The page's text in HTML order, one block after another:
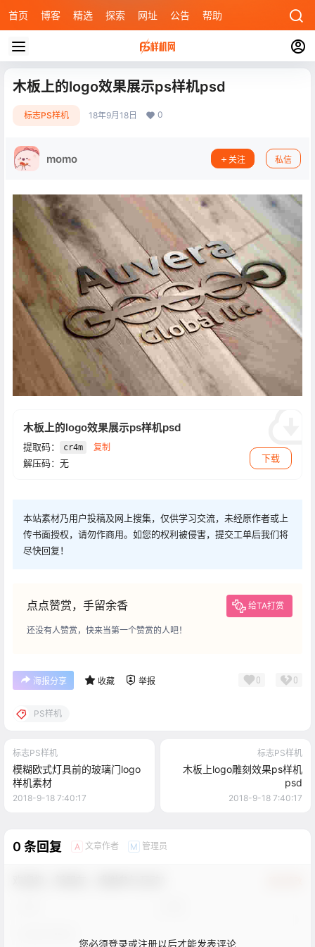
首页 博客 精选 探索 网址 公告 帮助
木板上的logo效果展示ps样机psd
标志PS样机 18年9月18日 0
momo 关注 私信
木板上的logo效果展示ps样机psd
提取码： cr4m 复制
解压码：无 下载
本站素材乃用户投稿及网上搜集，仅供学习交流，未经原作者或上
传书面授权，请勿作商用。如您的权利被侵害，提交工单后我们将
尽快回复！
点点赞赏，手留余香 给TA打赏
还没有人赞赏，快来当第一个赞赏的人吧！
海报分享 收藏 举报 0 0
PS样机
标志PS样机
模糊欧式灯具前的玻璃门logo
样机素材
2018-9-18 7:40:17
标志PS样机
木板上logo雕刻效果ps样机
psd
2018-9-18 7:40:17
0 条回复 A 文章作者 M 管理员
您必须登录或注册以后才能发表评论